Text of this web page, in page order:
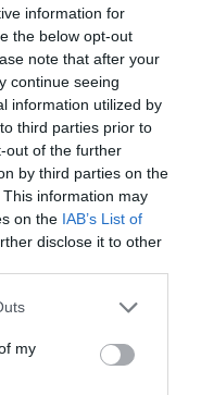
information for
the below opt-out
note that after your
continue seeing
information utilized by
third parties prior to
out of the further
by third parties on the
This information may
on the IAB’s List of
disclose it to other
my